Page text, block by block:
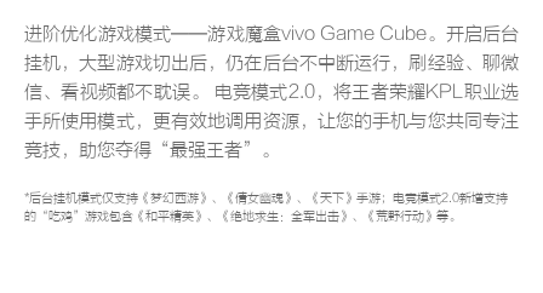
进阶优化游戏模式——游戏魔盒vivo Game Cube。开启后台
挂机，大型游戏切出后，仍在后台不中断运行，刷经验、聊微
信、看视频都不耽误。 电竞模式2.0，将王者荣耀KPL职业选
手所使用模式，更有效地调用资源，让您的手机与您共同专注
竞技，助您夺得“最强王者”。
*后台挂机模式仅支持《梦幻西游》、《倩女幽魂》、《天下》手游；电竞模式2.0新增支持
的“吃鸡”游戏包含《和平精英》、《绝地求生：全军出击》、《荒野行动》等。